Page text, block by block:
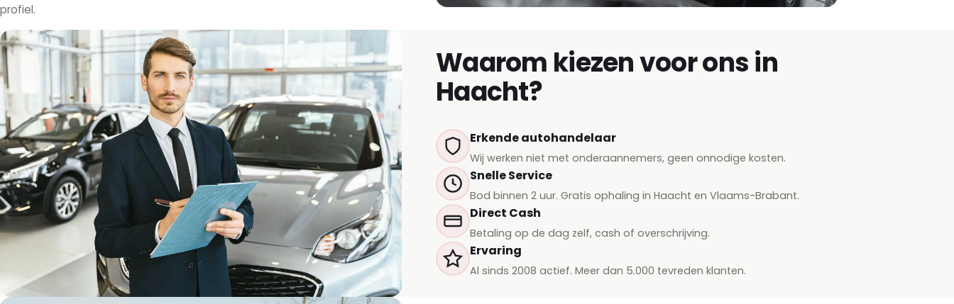
profiel.
Waarom kiezen voor ons in
Haacht?
Erkende autohandelaar
Wij werken niet met onderaannemers, geen onnodige kosten.
Snelle Service
Bod binnen 2 uur. Gratis ophaling in Haacht en Vlaams-Brabant.
Direct Cash
Betaling op de dag zelf, cash of overschrijving.
Ervaring
Al sinds 2008 actief. Meer dan 5.000 tevreden klanten.